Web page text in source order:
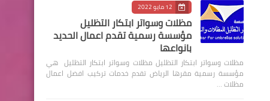
12 مايو 2022
مظلات وسواتر ابتكار التظليل
مؤسسة رسمية تقدم اعمال الحديد
بانواعها
مظلات وسواتر ابتكار التظليل مظلات وسواتر ابتكار التظليل هي
مؤسسة رسمية مقرها الرياض تقدم خدمات تركيب افضل اعمال
مظلات …